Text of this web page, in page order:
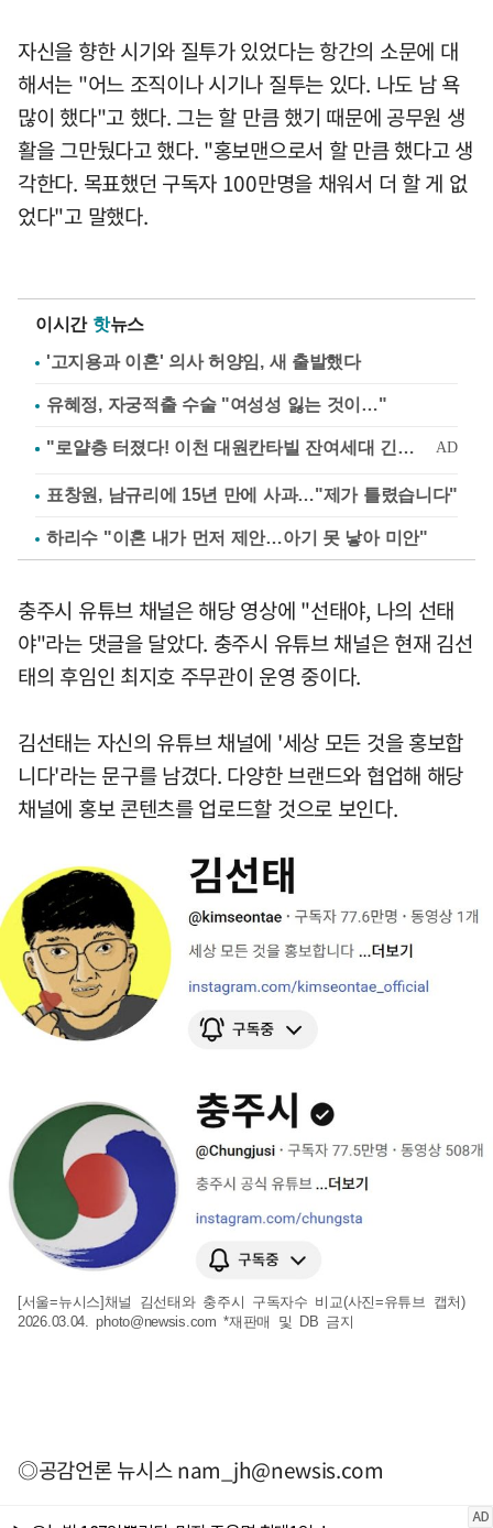
자신을 향한 시기와 질투가 있었다는 항간의 소문에 대
해서는 "어느 조직이나 시기나 질투는 있다. 나도 남 욕
많이 했다"고 했다. 그는 할 만큼 했기 때문에 공무원 생
활을 그만뒀다고 했다. "홍보맨으로서 할 만큼 했다고 생
각한다. 목표했던 구독자 100만명을 채워서 더 할 게 없
었다"고 말했다.
이시간 핫뉴스
'고지용과 이혼' 의사 허양임, 새 출발했다
유혜정, 자궁적출 수술 "여성성 잃는 것이…"
표창원, 남규리에 15년 만에 사과…"제가 틀렸습니다"
하리수 "이혼 내가 먼저 제안…아기 못 낳아 미안"
충주시 유튜브 채널은 해당 영상에 "선태야, 나의 선태
야"라는 댓글을 달았다. 충주시 유튜브 채널은 현재 김선
태의 후임인 최지호 주무관이 운영 중이다.
김선태는 자신의 유튜브 채널에 '세상 모든 것을 홍보합
니다'라는 문구를 남겼다. 다양한 브랜드와 협업해 해당
채널에 홍보 콘텐츠를 업로드할 것으로 보인다.
[서울=뉴시스]채널 김선태와 충주시 구독자수 비교(사진=유튜브 캡처)
2026.03.04.photo@newsis.com *재판매 및 DB 금지
◎공감언론 뉴시스nam_jh@newsis.com